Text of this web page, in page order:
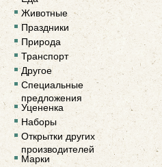
Животные
Праздники
Природа
Транспорт
Другое
Специальные
предложения
Уцененка
Наборы
Открытки других
производителей
Марки